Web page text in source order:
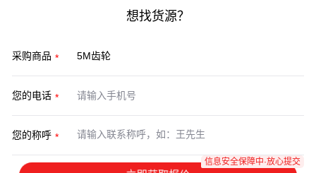
想找货源？
采购商品
您的电话
您的称呼
信息安全保障中·放心提交